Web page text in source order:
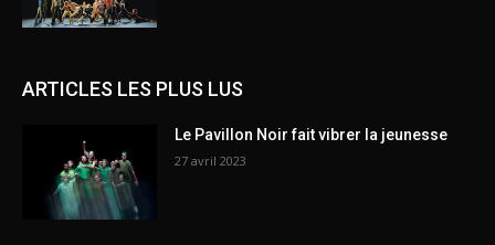
ARTICLES LES PLUS LUS
Le Pavillon Noir fait vibrer la jeunesse
27 avril 2023